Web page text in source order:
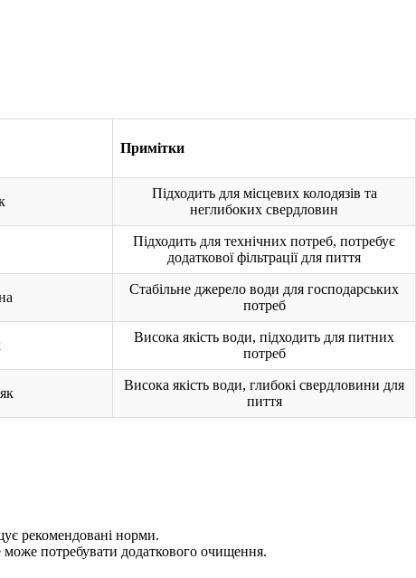
Примітки
Підходить для місцевих колодязів та
неглибоких свердловин
Підходить для технічних потреб, потребує
додаткової фільтрації для пиття
Стабільне джерело води для господарських
потреб
Висока якість води, підходить для питних
потреб
Висока якість води, глибокі свердловини для
пиття
рекомендовані норми.
може потребувати додаткового очищення.